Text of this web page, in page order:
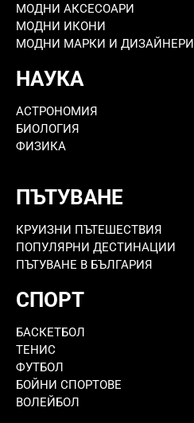
МОДНИ АКСЕСОАРИ
МОДНИ ИКОНИ
МОДНИ МАРКИ И ДИЗАЙНЕРИ
НАУКА
АСТРОНОМИЯ
БИОЛОГИЯ
ФИЗИКА
ПЪТУВАНЕ
КРУИЗНИ ПЪТЕШЕСТВИЯ
ПОПУЛЯРНИ ДЕСТИНАЦИИ
ПЪТУВАНЕ В БЪЛГАРИЯ
СПОРТ
БАСКЕТБОЛ
ТЕНИС
ФУТБОЛ
БОЙНИ СПОРТОВЕ
ВОЛЕЙБОЛ